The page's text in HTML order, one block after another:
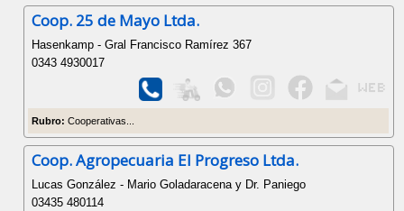
Coop. 25 de Mayo Ltda.
Hasenkamp - Gral Francisco Ramírez 367
0343 4930017
Rubro: Cooperativas...
Coop. Agropecuaria El Progreso Ltda.
Lucas González - Mario Goladaracena y Dr. Paniego
03435 480114